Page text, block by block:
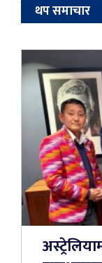
थप समाचार